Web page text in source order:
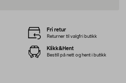
Fri retur
Returner til valgfri butikk
Klikk&Hent
Bestill på nett og hent i butikk